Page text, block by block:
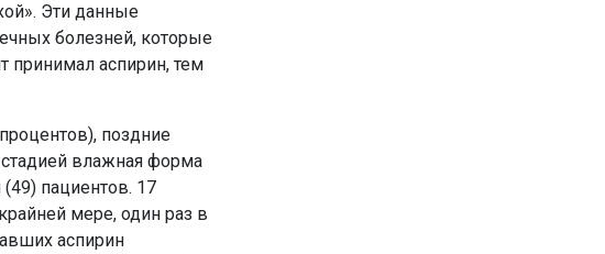
Эти данные
болезней, которые
принимал аспирин, тем
поздние
влажная форма
пациентов. 17
мере, один раз в
аспирин